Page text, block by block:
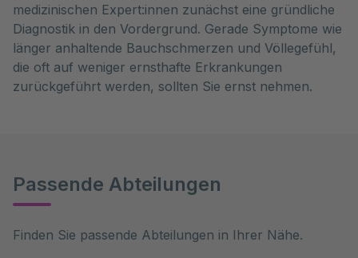
medizinischen Expert:innen zunächst eine gründliche
Diagnostik in den Vordergrund. Gerade Symptome wie
länger anhaltende Bauchschmerzen und Völlegefühl,
die oft auf weniger ernsthafte Erkrankungen
zurückgeführt werden, sollten Sie ernst nehmen.
Passende Abteilungen
Finden Sie passende Abteilungen in Ihrer Nähe.